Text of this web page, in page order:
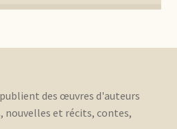
des œuvres d'auteurs
nouvelles et récits, contes,